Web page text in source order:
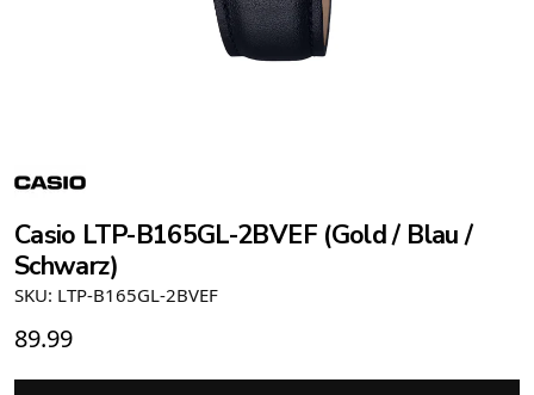
Casio LTP-B165GL-2BVEF (Gold / Blau /
Schwarz)
SKU: LTP-B165GL-2BVEF
89.99